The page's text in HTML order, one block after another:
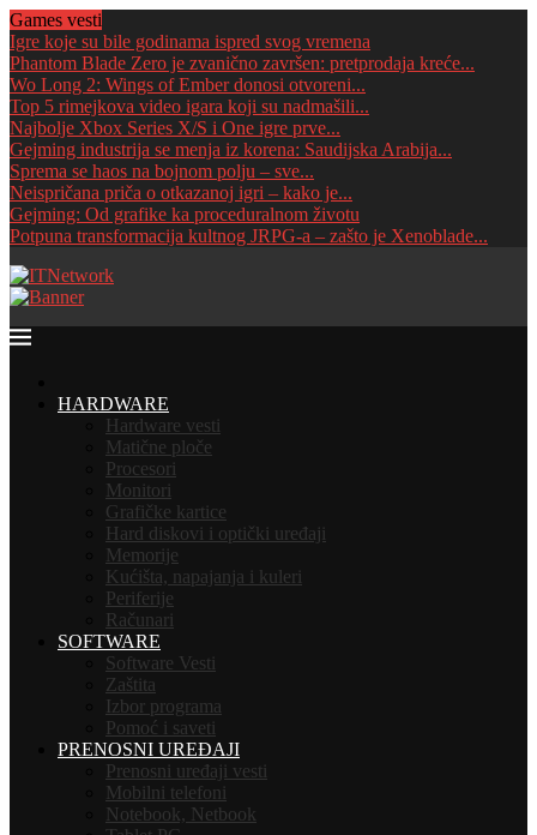
Games vesti
Igre koje su bile godinama ispred svog vremena
Phantom Blade Zero je zvanično završen: pretprodaja kreće...
Wo Long 2: Wings of Ember donosi otvoreni...
Top 5 rimejkova video igara koji su nadmašili...
Najbolje Xbox Series X/S i One igre prve...
Gejming industrija se menja iz korena: Saudijska Arabija...
Sprema se haos na bojnom polju – sve...
Neispričana priča o otkazanoj igri – kako je...
Gejming: Od grafike ka proceduralnom životu
Potpuna transformacija kultnog JRPG-a – zašto je Xenoblade...
HARDWARE
Hardware vesti
Matične ploče
Procesori
Monitori
Grafičke kartice
Hard diskovi i optički uređaji
Memorije
Kućišta, napajanja i kuleri
Periferije
Računari
SOFTWARE
Software Vesti
Zaštita
Izbor programa
Pomoć i saveti
PRENOSNI UREĐAJI
Prenosni uređaji vesti
Mobilni telefoni
Notebook, Netbook